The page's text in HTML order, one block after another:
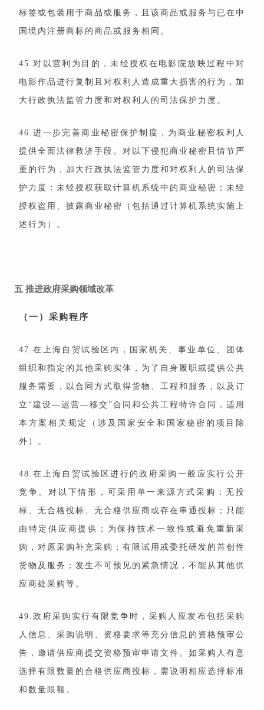
标签或包装用于商品或服务，且该商品或服务与已在中
国境内注册商标的商品或服务相同。
45.对以营利为目的，未经授权在电影院放映过程中对
电影作品进行复制且对权利人造成重大损害的行为，加
大行政执法监管力度和对权利人的司法保护力度。
46.进一步完善商业秘密保护制度，为商业秘密权利人
提供全面法律救济手段。对以下侵犯商业秘密且情节严
重的行为，加大行政执法监管力度和对权利人的司法保
护力度：未经授权获取计算机系统中的商业秘密；未经
授权盗用、披露商业秘密（包括通过计算机系统实施上
述行为）。
五 推进政府采购领域改革
（一）采购程序
47.在上海自贸试验区内，国家机关、事业单位、团体
组织和指定的其他采购实体，为了自身履职或提供公共
服务需要，以合同方式取得货物、工程和服务，以及订
立“建设—运营—移交”合同和公共工程特许合同，适用
本方案相关规定（涉及国家安全和国家秘密的项目除
外）。
48.在上海自贸试验区进行的政府采购一般应实行公开
竞争。对以下情形，可采用单一来源方式采购：无投
标、无合格投标、无合格供应商或存在串通投标；只能
由特定供应商提供；为保持技术一致性或避免重新采
购，对原采购补充采购；有限试用或委托研发的首创性
货物及服务；发生不可预见的紧急情况，不能从其他供
应商处采购等。
49.政府采购实行有限竞争时，采购人应发布包括采购
人信息、采购说明、资格要求等充分信息的资格预审公
告，邀请供应商提交资格预审申请文件。如采购人有意
选择有限数量的合格供应商投标，需说明相应选择标准
和数量限额。